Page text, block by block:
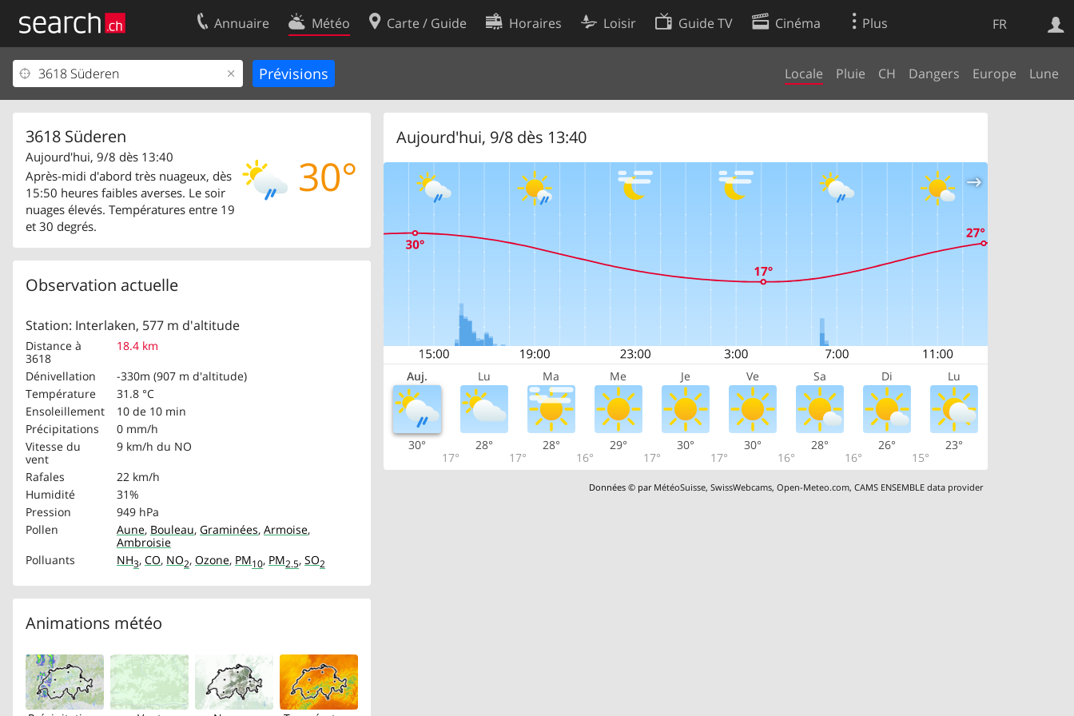
FR
Annuaire Météo Carte / Guide Horaires Loisir Guide TV Cinéma Plus
Locale Pluie CH Dangers Europe Lune
3618 Süderen
30°
Aujourd'hui, 9/8 dès 13:40
Après-midi d'abord très nuageux, dès
15:50 heures faibles averses. Le soir
nuages élevés. Températures entre 19
et 30 degrés.
Observation actuelle
Station: Interlaken, 577 m d'altitude
Distance à
3618
18.4 km
Dénivellation
-330m (907 m d'altitude)
Température
31.8 °C
Ensoleillement
10 de 10 min
Précipitations
0 mm/h
Vitesse du
vent
9 km/h du NO
Rafales
22 km/h
Humidité
31%
Pression
949 hPa
Pollen
Aune, Bouleau, Graminées, Armoise,
Ambroisie
Polluants
NH3, CO, NO2, Ozone, PM10, PM2.5, SO2
Animations météo
Aujourd'hui, 9/8 dès 13:40
Auj. Lu Ma Me Je Ve Sa Di Lu
30°
17°
28°
17°
28°
16°
29°
17°
30°
17°
30°
16°
28°
16°
26°
15°
23°
Données © par MétéoSuisse,SwissWebcams,Open-Meteo.com,CAMS ENSEMBLE data provider
Web
Votre inscription
Centre clients
Mentions Légales
Contact
Conditions d’utilisation
Préférences de cookies